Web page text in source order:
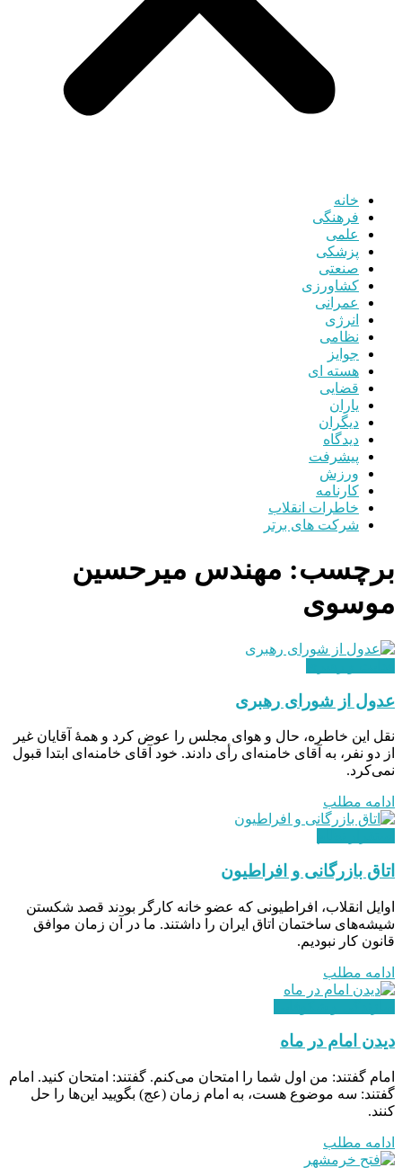
خانه
فرهنگی
علمی
پزشکی
صنعتی
کشاورزی
عمرانی
انرژی
نظامی
جوایز
هسته ای
قضایی
یاران
دیگران
دیدگاه
پیشرفت
ورزش
کارنامه
خاطرات انقلاب
شرکت های برتر
برچسب: مهندس میرحسین
موسوی
عدول از شورای رهبری
نقل این خاطره، حال و هوای مجلس را عوض کرد و همۀ آقایان غیر
‌از دو نفر، به آقای خامنه‌ای رأی دادند. خود آقای خامنه‌ای ابتدا قبول
نمی‌کرد.
ادامه مطلب
اتاق بازرگانی و افراطیون
اوایل انقلاب، افراطیونی که عضو خانه کارگر بودند قصد شکستن
شیشه‌های ساختمان اتاق ایران را داشتند. ما در آن زمان موافق
قانون کار نبودیم.
ادامه مطلب
دیدن امام در ماه
امام گفتند: من اول شما را امتحان می‌کنم. گفتند: امتحان کنید. امام
گفتند: سه موضوع هست، به امام زمان (عج) بگویید این‌ها را حل
کنند.
ادامه مطلب